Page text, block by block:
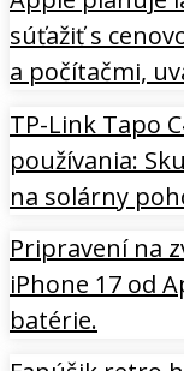
súťažiť s
a počítačmi,
TP-Link Tapo
používania:
na solárny
Pripravení na
iPhone 17 od
batérie.